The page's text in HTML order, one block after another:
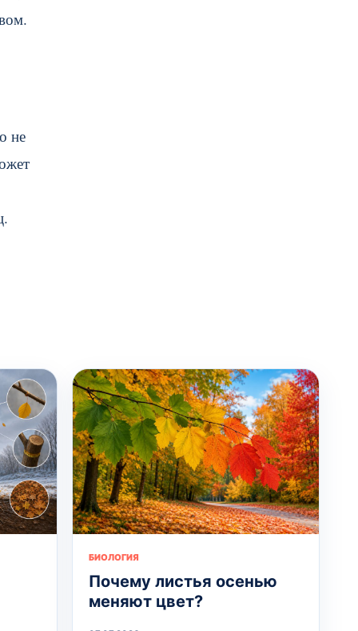
не
БИОЛОГИЯ
Почему листья осенью
меняют цвет?